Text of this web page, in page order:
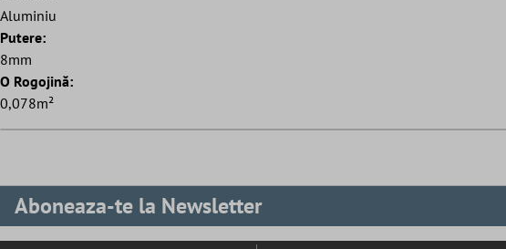
Aluminiu
Putere:
8mm
O Rogojină:
0,078m²
Aboneaza-te la Newsletter